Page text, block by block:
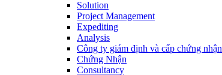
Solution
Project Management
Expediting
Analysis
Công ty giám định và cấp chứng nhận
Chứng Nhận
Consultancy